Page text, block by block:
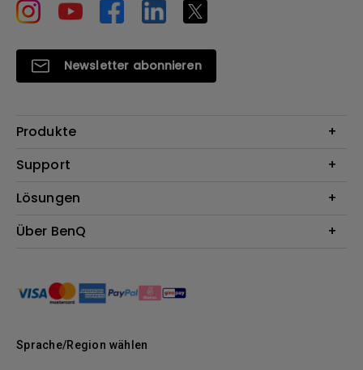
Newsletter abonnieren
Produkte
Beamer
Lampen
Webcams
Support
Kontakt
Reparaturservice
BenQ Blog
Lösungen
Für Unternehmen
Über BenQ
Nachhaltigkeit
News
Sprache/Region wählen